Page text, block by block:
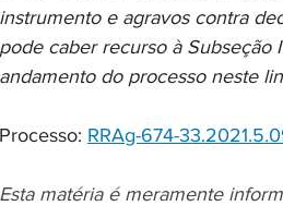
instrumento e agravos contra
pode caber recurso à Subseção
andamento do processo neste
Processo: RRAg-674-
Esta matéria é meramente